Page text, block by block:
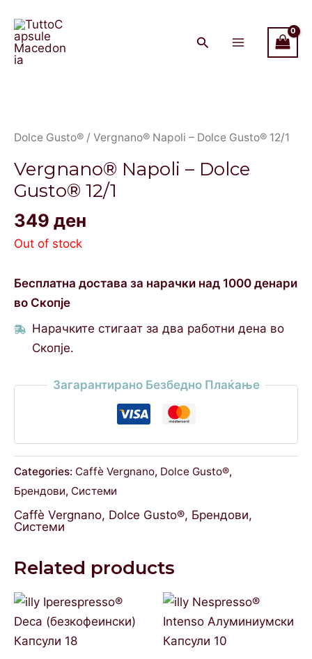
content
Menu
Dolce Gusto® / Vergnano® Napoli – Dolce Gusto® 12/1
Vergnano® Napoli – Dolce
Gusto® 12/1
349 ден
Out of stock
Бесплатна достава за нарачки над 1000 денари
во Скопје
Нарачките стигаат за два работни дена во
Скопје.
Загарантирано Безбедно Плаќање
Categories: Caffè Vergnano, Dolce Gusto®,
Брендови, Системи
Caffè Vergnano, Dolce Gusto®, Брендови,
Системи
Related products